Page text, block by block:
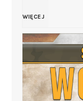
k
a
P
WIĘCEJF
i
l